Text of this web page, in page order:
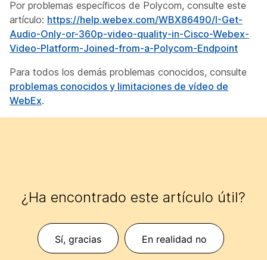
Por problemas específicos de Polycom, consulte este
artículo: https://help.webex.com/WBX86490/I-Get-
Audio-Only-or-360p-video-quality-in-Cisco-Webex-
Video-Platform-Joined-from-a-Polycom-Endpoint
Para todos los demás problemas conocidos, consulte
problemas conocidos y limitaciones de vídeo de
WebEx.
¿Ha encontrado este artículo útil?
Sí, gracias En realidad no